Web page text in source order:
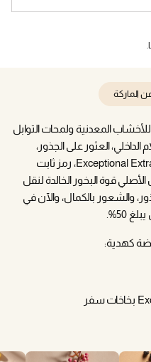
الماركة
المعدنية ولمحات التوابل
الداخلي، العثور على الجذور،
والشعور بالكمال؛ وعطر بيربس 50 Exceptional Extrait، رمز ثابت
قوة البخور الخالدة لنقل
والشعور بالكمال، والآن في
50%.
كهدية: